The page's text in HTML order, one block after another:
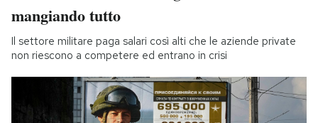
mangiando tutto
Il settore militare paga salari così alti che le aziende private
non riescono a competere ed entrano in crisi